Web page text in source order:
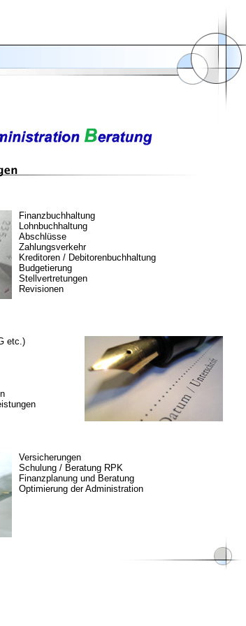
Finanzbuchhaltung
Lohnbuchhaltung
Abschlüsse
Zahlungsverkehr
Kreditoren / Debitorenbuchhaltung
Budgetierung
Stellvertretungen
Revisionen
etc.)
Versicherungen
Schulung / Beratung RPK
Finanzplanung und Beratung
Optimierung der Administration